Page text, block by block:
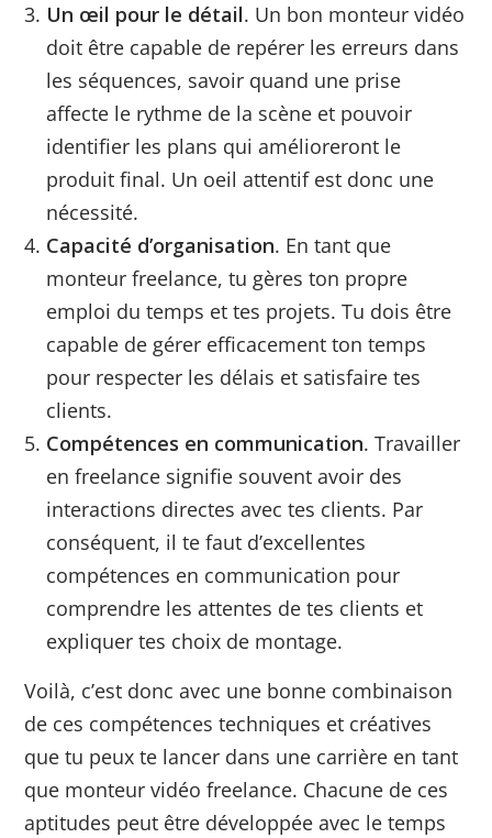
Un œil pour le détail. Un bon monteur vidéo
doit être capable de repérer les erreurs dans
les séquences, savoir quand une prise
affecte le rythme de la scène et pouvoir
identifier les plans qui amélioreront le
produit final. Un oeil attentif est donc une
nécessité.
Capacité d’organisation. En tant que
monteur freelance, tu gères ton propre
emploi du temps et tes projets. Tu dois être
capable de gérer efficacement ton temps
pour respecter les délais et satisfaire tes
clients.
Compétences en communication. Travailler
en freelance signifie souvent avoir des
interactions directes avec tes clients. Par
conséquent, il te faut d’excellentes
compétences en communication pour
comprendre les attentes de tes clients et
expliquer tes choix de montage.
Voilà, c’est donc avec une bonne combinaison
de ces compétences techniques et créatives
que tu peux te lancer dans une carrière en tant
que monteur vidéo freelance. Chacune de ces
aptitudes peut être développée avec le temps